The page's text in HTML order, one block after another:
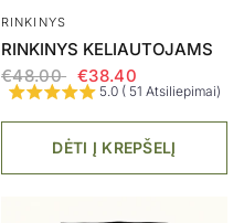
RINKINYS
RINKINYS KELIAUTOJAMS
€48.00
€38.40
5.0 ( 51 Atsiliepimai)
DĖTI Į KREPŠELĮ